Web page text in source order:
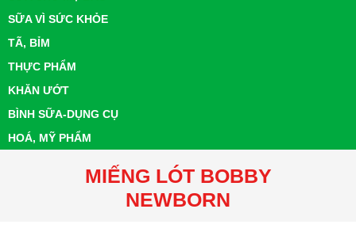
SỮA VÌ SỨC KHỎE
TÃ, BỈM
THỰC PHẨM
KHĂN ƯỚT
BÌNH SỮA-DỤNG CỤ
HOÁ, MỸ PHẨM
MIẾNG LÓT BOBBY
NEWBORN